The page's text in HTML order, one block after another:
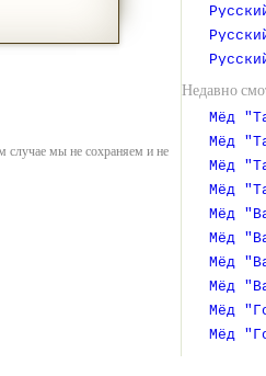
случае мы не сохраняем и не
Недавно
Мёд
Мёд
Мёд
Мёд
Мёд
Мёд
Мёд
Мёд
Мёд
Мёд